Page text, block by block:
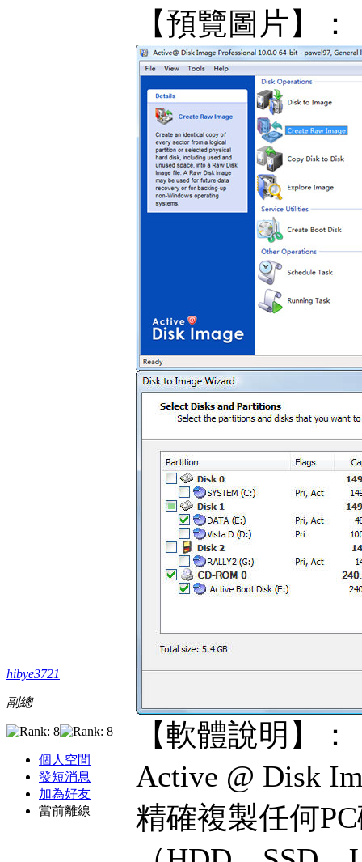
hibye3721
副總
個人空間
發短消息
加為好友
當前離線
【預覽圖片】：
【軟體說明】：
Active @ Disk
精確複製任何